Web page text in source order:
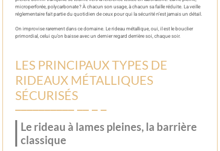
microperforée, polycarbonate ? À chacun son usage, à chacun sa faille réduite. La veille
réglementaire fait partie du quotidien de ceux pour qui la sécurité n’est jamais un détail.
On improvise rarement dans ce domaine. Le rideau métallique, oui, il est le bouclier
primordial, celui qu’on baisse avec un dernier regard derrière soi, chaque soir.
LES PRINCIPAUX TYPES DE
RIDEAUX MÉTALLIQUES
SÉCURISÉS
Le rideau à lames pleines, la barrière
classique